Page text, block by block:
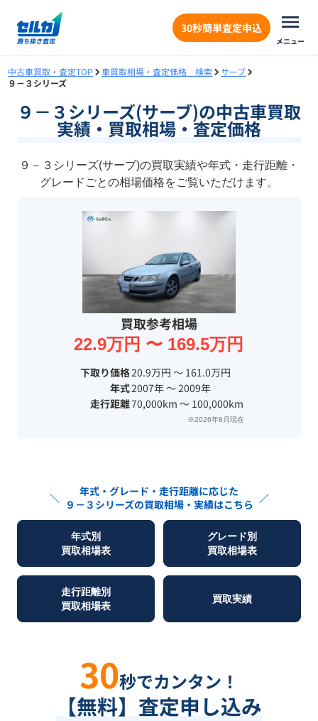
30秒簡単査定申込
メニュー
中古車買取・査定TOP 車買取相場・査定価格 検索
サーブ
９－３シリーズ
９－３シリーズ(サーブ)の中古車買取
実績・買取相場・査定価格
９－３シリーズ(サーブ)の買取実績や年式・走行距離・
グレードごとの相場価格をご覧いただけます。
買取参考相場
22.9万円 〜 169.5万円
下取り価格20.9万円 〜 161.0万円
年式2007年 〜 2009年
走行距離70,000km 〜 100,000km
※2026年8月現在
＼
年式・グレード・走行距離に応じた
９－３シリーズの買取相場・実績はこちら ／
年式別
買取相場表
グレード別
買取相場表
走行距離別
買取相場表
買取実績
30秒でカンタン！
【無料】査定申し込み